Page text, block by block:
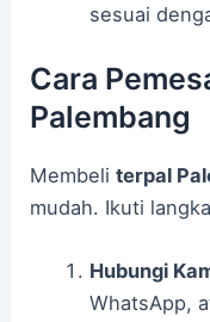
sesuai
Cara
Palembang
Membeliterpal
mudah. Ikuti
Hubungi
WhatsApp,